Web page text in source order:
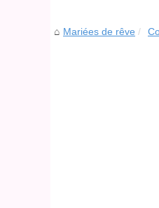
Mariées de rêve